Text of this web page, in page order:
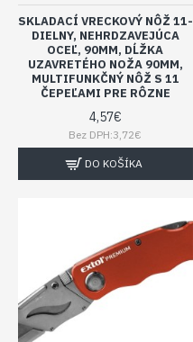
SKLADACÍ VRECKOVÝ NÔŽ 11-
DIELNY, NEHRDZAVEJÚCA
OCEĽ, 90MM, DĹŽKA
UZAVRETÉHO NOŽA 90MM,
MULTIFUNKČNÝ NÔŽ S 11
ČEPEĽAMI PRE RÔZNE
4,57€
Bez DPH:3,72€
DO KOŠÍKA